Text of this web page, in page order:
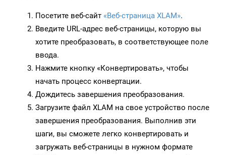
Посетите веб-сайт «Веб-страница XLAM».
Введите URL-адрес веб-страницы, которую вы
хотите преобразовать, в соответствующее поле
ввода.
Нажмите кнопку «Конвертировать», чтобы
начать процесс конвертации.
Дождитесь завершения преобразования.
Загрузите файл XLAM на свое устройство после
завершения преобразования. Выполнив эти
шаги, вы сможете легко конвертировать и
загружать веб-страницы в нужном формате